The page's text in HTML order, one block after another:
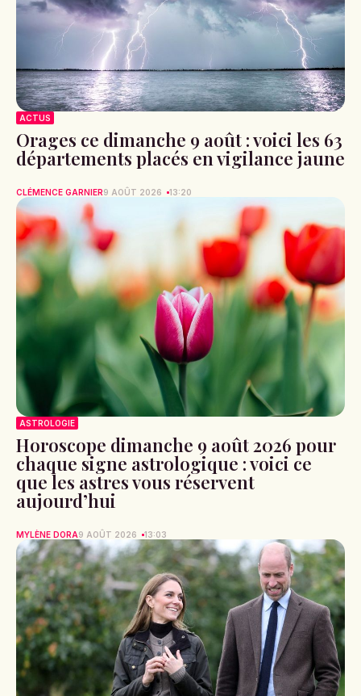
ACTUS
Orages ce dimanche 9 août : voici les 63
départements placés en vigilance jaune
CLÉMENCE GARNIER9 AOÛT 2026 13:20
ASTROLOGIE
Horoscope dimanche 9 août 2026 pour
chaque signe astrologique : voici ce
que les astres vous réservent
aujourd’hui
MYLÈNE DORA9 AOÛT 2026 13:03